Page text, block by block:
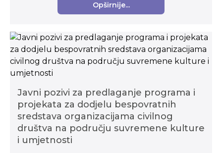
Opširnije...
Javni pozivi za predlaganje programa i
projekata za dodjelu bespovratnih
sredstava organizacijama civilnog
društva na području suvremene kulture
i umjetnosti